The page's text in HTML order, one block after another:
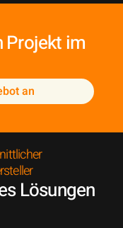
Projekt im
an
Lösungen